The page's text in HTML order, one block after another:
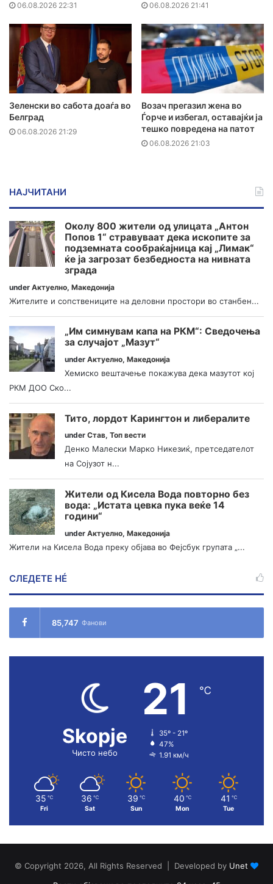
06.08.2026 22:31 06.08.2026 21:41
Зеленски во сабота доаѓа во
Белград
06.08.2026 21:29
Возач прегазил жена во
Ѓорче и избегал, оставајќи ја
тешко повредена на патот
06.08.2026 21:03
НАЈЧИТАНИ
Околу 800 жители од улицата „Антон
Попов 1“ стравуваат дека ископите за
подземната сообраќајница кај „Лимак“
ќе ја загрозат безбедноста на нивната
зграда
under Актуелно, Македонија
Жителите и сопствениците на деловни простори во станбен...
„Им симнувам капа на РКМ“: Сведочења
за случајот „Мазут“
under Актуелно, Македонија
Хемиско вештачење покажува дека мазутот кој
РКМ ДОО Ско...
Тито, лордот Карингтон и либералите
under Став, Топ вести
Денко Малески Марко Никезиќ, претседателот
на Сојузот н...
Жители од Кисела Вода повторно без
вода: „Истата цевка пука веќе 14
години“
under Актуелно, Македонија
Жители на Кисела Вода преку објава во Фејсбук групата „...
СЛЕДЕТЕ НÉ
85,747 Фанови
Skopje
Чисто небо
21 ℃
35º - 21º
47%
1.91 км/ч
35 ℃
Fri
36 ℃
Sat
39 ℃
Sun
40 ℃
Mon
41 ℃
Tue
© Copyright 2026, All Rights Reserved | Developed by Unet